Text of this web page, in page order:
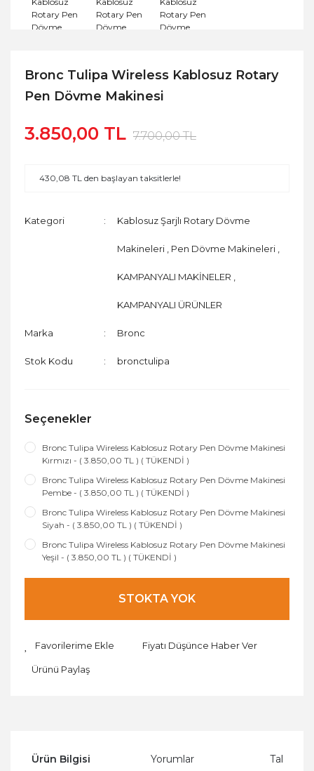
Bronc Tulipa Wireless Kablosuz Rotary
Pen Dövme Makinesi
3.850,00 TL 7.700,00 TL
430,08 TL den başlayan taksitlerle!
Kategori Kablosuz Şarjlı Rotary Dövme
Makineleri Pen Dövme Makineleri
KAMPANYALI MAKİNELER
KAMPANYALI ÜRÜNLER
Marka Bronc
Stok Kodu bronctulipa
Seçenekler
Bronc Tulipa Wireless Kablosuz Rotary Pen Dövme Makinesi
Kırmızı - ( 3.850,00 TL ) ( TÜKENDİ )
Bronc Tulipa Wireless Kablosuz Rotary Pen Dövme Makinesi
Pembe - ( 3.850,00 TL ) ( TÜKENDİ )
Bronc Tulipa Wireless Kablosuz Rotary Pen Dövme Makinesi
Siyah - ( 3.850,00 TL ) ( TÜKENDİ )
Bronc Tulipa Wireless Kablosuz Rotary Pen Dövme Makinesi
Yeşil - ( 3.850,00 TL ) ( TÜKENDİ )
STOKTA YOK
Fiyatı Düşünce Haber Ver
Ürünü Paylaş
Ürün Bilgisi Yorumlar Taksit